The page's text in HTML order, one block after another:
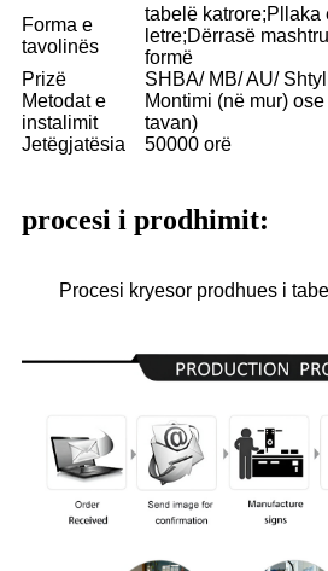
Forma e
tavolinës
tabelë katrore;Pllaka
letre;Dërrasë
formë
Prizë
SHBA/ MB/ AU/
Metodat e
instalimit
Montimi (në mur)
tavan)
Jetëgjatësia
50000 orë
procesi i prodhimit:
Procesi kryesor prodhues i